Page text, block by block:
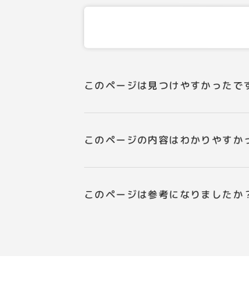
このページは見つけやすかったで
このページの内容はわかりやすか
このページは参考になりましたか